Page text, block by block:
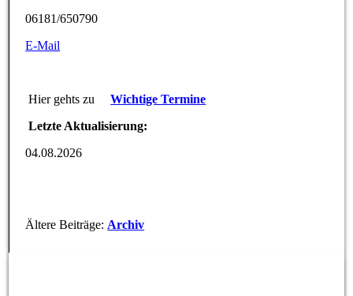
06181/650790
E-Mail
Hier gehts zuWichtige Termine
Letzte Aktualisierung:
04.08.2026
Ältere Beiträge:Archiv